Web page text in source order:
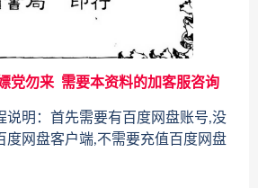
党勿来 需要本资料的加客服咨询
说明：首先需要有百度网盘账号,没
度网盘客户端,不需要充值百度网盘